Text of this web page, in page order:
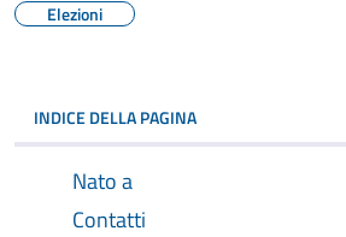
Elezioni
INDICE DELLA PAGINA
Nato a
Contatti